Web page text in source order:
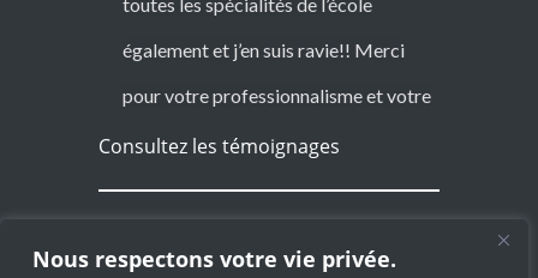
Nous respectons votre vie privée.
Conception :MaRecetteWeb.fr
Mentions légales
© Copyright Ecole 44 Esthétique